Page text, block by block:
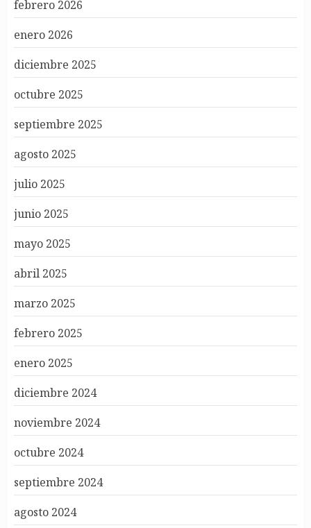
febrero 2026
enero 2026
diciembre 2025
octubre 2025
septiembre 2025
agosto 2025
julio 2025
junio 2025
mayo 2025
abril 2025
marzo 2025
febrero 2025
enero 2025
diciembre 2024
noviembre 2024
octubre 2024
septiembre 2024
agosto 2024